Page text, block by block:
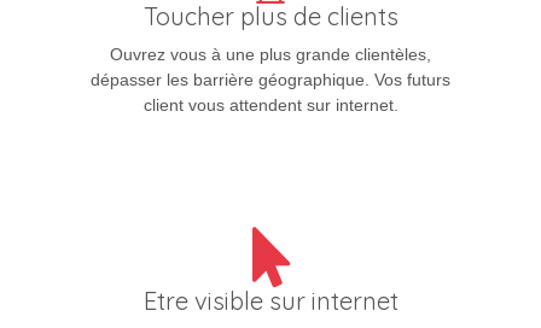
Toucher plus de clients
Ouvrez vous à une plus grande clientèles,
dépasser les barrière géographique. Vos futurs
client vous attendent sur internet.
Etre visible sur internet